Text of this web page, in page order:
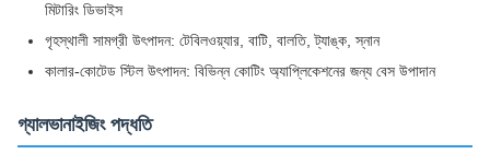
মিটারিং ডিভাইস
গৃহস্থালী সামগ্রী উৎপাদন: টেবিলওয়্যার, বাটি, বালতি, ট্যাঙ্ক, স্নান
কালার-কোটেড স্টিল উৎপাদন: বিভিন্ন কোটিং অ্যাপ্লিকেশনের জন্য বেস উপাদান
গ্যালভানাইজিং পদ্ধতি